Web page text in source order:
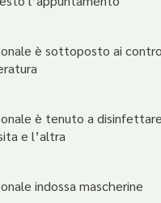
è sottoposto ai
è tenuto a
e l’altra
indossa mascherine